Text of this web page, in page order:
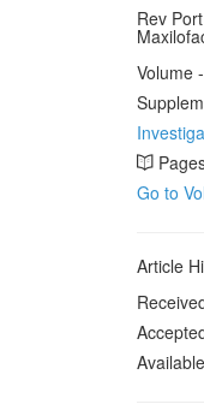
Rev
Volume
Go to
Article